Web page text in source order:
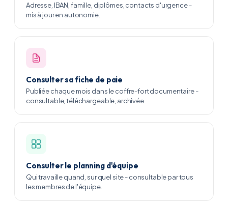
Adresse, IBAN, famille, diplômes, contacts d'urgence -
mis à jour en autonomie.
Consulter sa fiche de paie
Publiée chaque mois dans le coffre-fort documentaire -
consultable, téléchargeable, archivée.
Consulter le planning d'équipe
Qui travaille quand, sur quel site - consultable par tous
les membres de l'équipe.